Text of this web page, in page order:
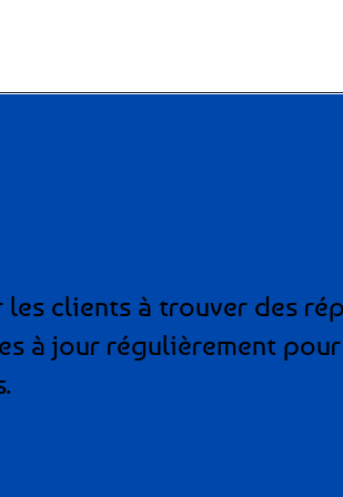
les clients à trouver des
à jour régulièrement